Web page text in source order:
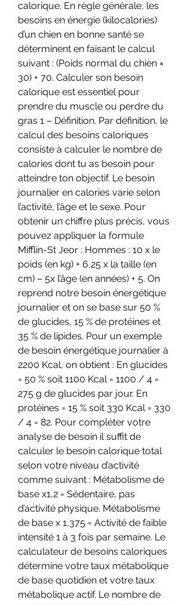
calorique. En règle générale, les
besoins en énergie (kilocalories)
d’un chien en bonne santé se
déterminent en faisant le calcul
suivant : (Poids normal du chien ×
30) + 70. Calculer son besoin
calorique est essentiel pour
prendre du muscle ou perdre du
gras 1 – Définition. Par définition, le
calcul des besoins caloriques
consiste à calculer le nombre de
calories dont tu as besoin pour
atteindre ton objectif. Le besoin
journalier en calories varie selon
l’activité, l’âge et le sexe. Pour
obtenir un chiffre plus précis, vous
pouvez appliquer la formule
Mifflin-St Jeor : Hommes : 10 x le
poids (en kg) + 6,25 x la taille (en
cm) – 5x l’âge (en années) + 5. On
reprend notre besoin énergétique
journalier et on se base sur 50 %
de glucides, 15 % de protéines et
35 % de lipides. Pour un exemple
de besoin énergétique journalier à
2200 Kcal, on obtient : En glucides
= 50 % soit 1100 Kcal = 1100 / 4 =
275 g de glucides par jour. En
protéines = 15 % soit 330 Kcal = 330
/ 4 = 82. Pour compléter votre
analyse de besoin il suffit de
calculer le besoin calorique total
selon votre niveau d’activité
comme suivant : Métabolisme de
base x1,2 = Sédentaire, pas
d’activité physique. Métabolisme
de base x 1,375 = Activité de faible
intensité 1 à 3 fois par semaine. Le
calculateur de besoins caloriques
détermine votre taux métabolique
de base quotidien et votre taux
métabolique actif. Le nombre de